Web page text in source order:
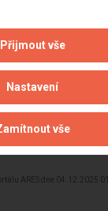
ARES dne 04.12.2025
Přijmout vše
Nastavení
vše